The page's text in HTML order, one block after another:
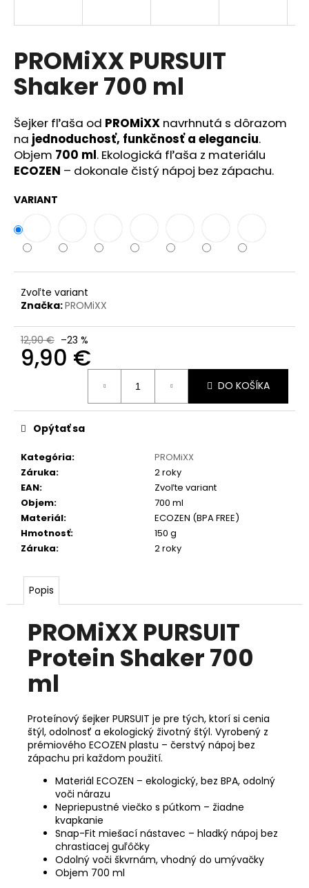
PROMiXX PURSUIT
Shaker 700 ml
Šejker fľaša od PROMiXX navrhnutá s dôrazom
na jednoduchosť, funkčnosť a eleganciu.
Objem 700 ml. Ekologická fľaša z materiálu
ECOZEN – dokonale čistý nápoj bez zápachu.
VARIANT
Zvoľte variant
Značka:PROMiXX
12,90 € –23 %
9,90 €
DO KOŠÍKA
Kategória:
PROMiXX
Záruka:
2 roky
EAN:
Zvoľte variant
Objem:
700 ml
Materiál:
ECOZEN (BPA FREE)
Hmotnosť:
150 g
Záruka: 2 roky
Opýtať sa
Popis
PROMiXX PURSUIT
Protein Shaker 700
ml
Proteínový šejker PURSUIT je pre tých, ktorí si cenia
štýl, odolnosť a ekologický životný štýl. Vyrobený z
prémiového ECOZEN plastu – čerstvý nápoj bez
zápachu pri každom použití.
Materiál ECOZEN – ekologický, bez BPA, odolný
voči nárazu
Nepriepustné viečko s pútkom – žiadne
kvapkanie
Snap-Fit miešací nástavec – hladký nápoj bez
chrastiacej guľôčky
Odolný voči škvrnám, vhodný do umývačky
Objem 700 ml
s
ť
?
HĽADAŤ